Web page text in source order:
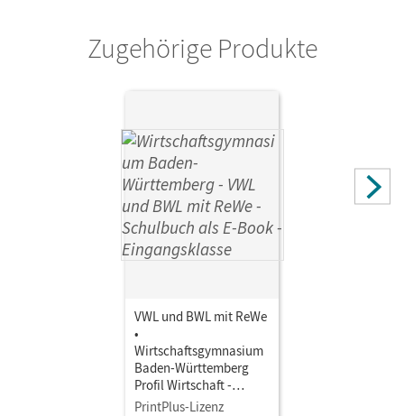
Zugehörige Produkte
VWL und BWL mit ReWe
•
Wirtschaftsgymnasium
Baden-Württemberg
Profil Wirtschaft -
Ausgabe 2021 ·
PrintPlus-Lizenz